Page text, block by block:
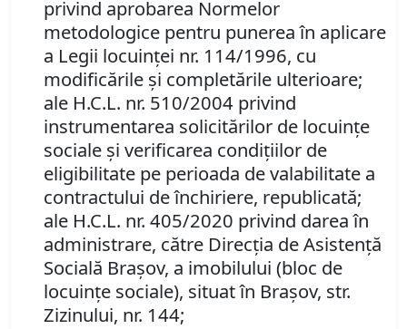
privind aprobarea Normelor
metodologice pentru punerea în aplicare
a Legii locuinţei nr. 114/1996, cu
modificările şi completările ulterioare;
ale H.C.L. nr. 510/2004 privind
instrumentarea solicitărilor de locuinţe
sociale şi verificarea condiţiilor de
eligibilitate pe perioada de valabilitate a
contractului de închiriere, republicată;
ale H.C.L. nr. 405/2020 privind darea în
administrare, către Direcția de Asistenţă
Socială Brașov, a imobilului (bloc de
locuinţe sociale), situat în Brașov, str.
Zizinului, nr. 144;